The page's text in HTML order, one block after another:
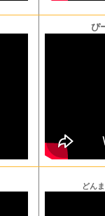
ぴ
どん